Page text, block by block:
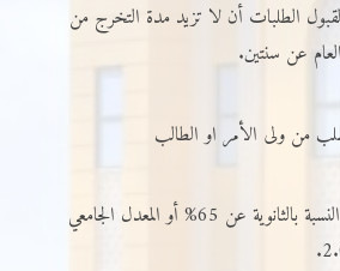
الطلبات أن لا تزيد مدة التخرج من
عن سنتين.
من ولى الأمر او الطالب
لا تقل النسبة بالثانوية عن 65% أو المعدل الجامعي